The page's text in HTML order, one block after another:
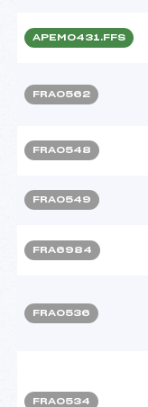
APEM0431.FFS
FRA0562
FRA0548
FRA0549
FRA6984
FRA0536
FRA0534